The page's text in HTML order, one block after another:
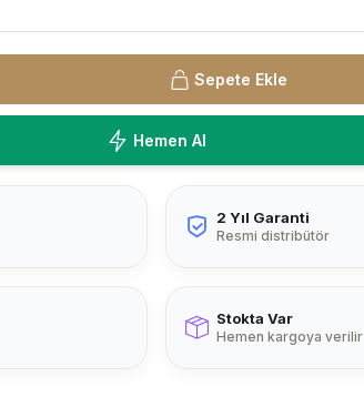
Sepete Ekle
Hemen Al
2 Yıl Garanti
Resmi distribütör
Stokta Var
Hemen kargoya verilir